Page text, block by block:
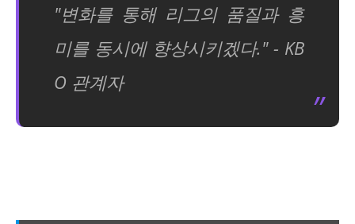
"변화를 통해 리그의 품질과 흥
미를 동시에 향상시키겠다." - KB
O 관계자